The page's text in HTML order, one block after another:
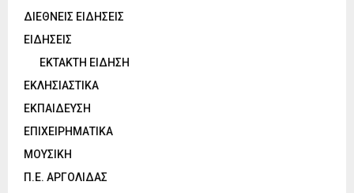
ΔΙΕΘΝΕΙΣ ΕΙΔΗΣΕΙΣ
ΕΙΔΗΣΕΙΣ
ΕΚΤΑΚΤΗ ΕΙΔΗΣΗ
ΕΚΛΗΣΙΑΣΤΙΚΑ
ΕΚΠΑΙΔΕΥΣΗ
ΕΠΙΧΕΙΡΗΜΑΤΙΚΑ
ΜΟΥΣΙΚΗ
Π.Ε. ΑΡΓΟΛΙΔΑΣ